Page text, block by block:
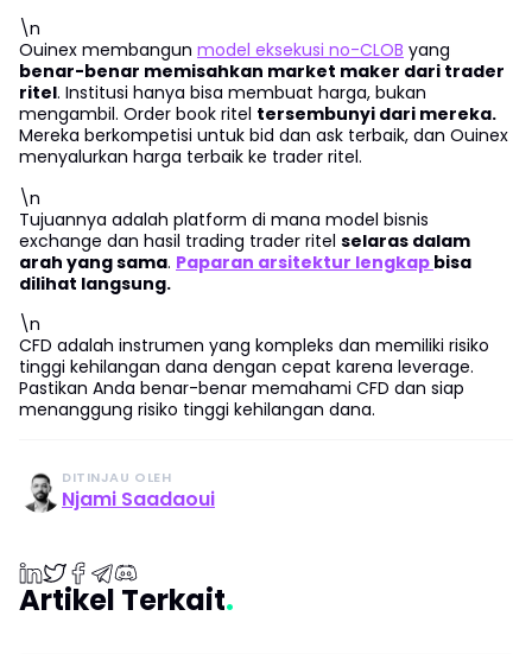
\n
Ouinex membangun model eksekusi no-CLOB yang
benar-benar memisahkan market maker dari trader
ritel. Institusi hanya bisa membuat harga, bukan
mengambil. Order book ritel tersembunyi dari mereka.
Mereka berkompetisi untuk bid dan ask terbaik, dan Ouinex
menyalurkan harga terbaik ke trader ritel.
\n
Tujuannya adalah platform di mana model bisnis
exchange dan hasil trading trader ritel selaras dalam
arah yang sama. Paparan arsitektur lengkap bisa
dilihat langsung.
\n
CFD adalah instrumen yang kompleks dan memiliki risiko
tinggi kehilangan dana dengan cepat karena leverage.
Pastikan Anda benar-benar memahami CFD dan siap
menanggung risiko tinggi kehilangan dana.
DITINJAU OLEH
Njami Saadaoui
Artikel Terkait